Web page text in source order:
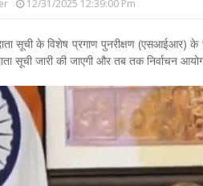
12/31/2025 12:39:00 Pm
सूची के विशेष प्रगाण पुनरीक्षण (एसआईआर) के
सूची जारी की जाएगी और तब तक निर्वाचन